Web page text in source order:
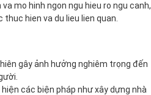
mo hinh ngon ngu hieu ro ngu canh,
hien va du lieu lien quan.
gây ảnh hưởng nghiêm trọng đến
các biện pháp như xây dựng nhà